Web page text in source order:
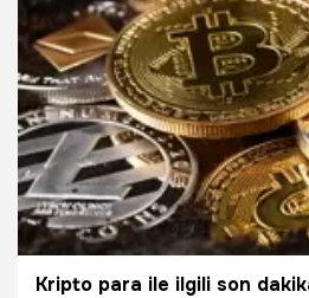
15.10.2022 Ekonomi